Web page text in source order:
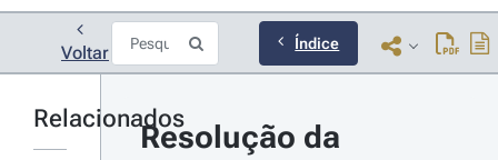
Voltar Índice
Relacionados
Resolução da